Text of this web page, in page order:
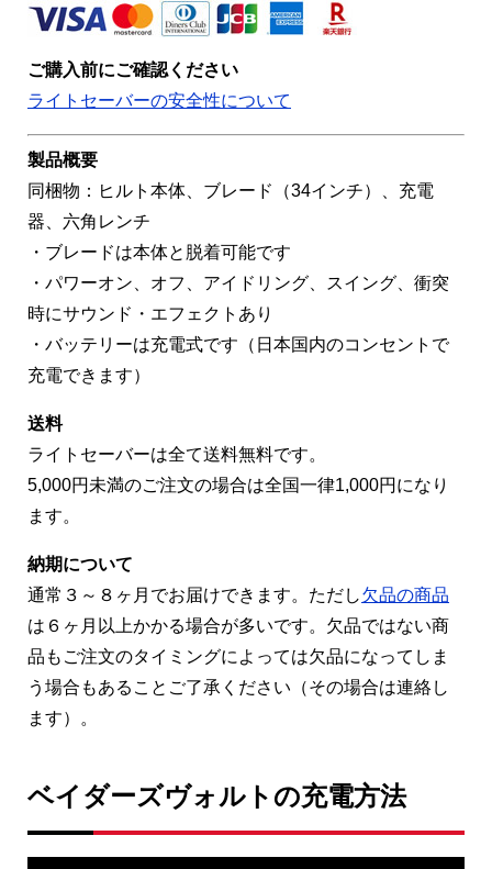
ご購入前にご確認ください
ライトセーバーの安全性について
製品概要
同梱物：ヒルト本体、ブレード（34インチ）、充電
器、六角レンチ
・ブレードは本体と脱着可能です
・パワーオン、オフ、アイドリング、スイング、衝突
時にサウンド・エフェクトあり
・バッテリーは充電式です（日本国内のコンセントで
充電できます）
送料
ライトセーバーは全て送料無料です。
5,000円未満のご注文の場合は全国一律1,000円になり
ます。
納期について
通常３～８ヶ月でお届けできます。ただし欠品の商品
は６ヶ月以上かかる場合が多いです。欠品ではない商
品もご注文のタイミングによっては欠品になってしま
う場合もあることご了承ください（その場合は連絡し
ます）。
ベイダーズヴォルトの充電方法